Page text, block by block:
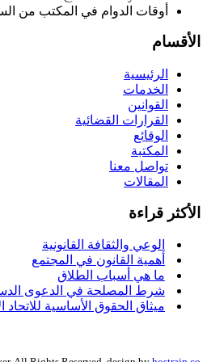
أوقات الدوام في المكتب من السبت الى
الأقسام
الرئيسية
الخدمات
القوانين
القرارات القضائية
الوقائع
المكتبة
تواصل معنا
المقالات
الأكثر قراءة
الوعي والثقافة القانونية
أهمية القانون في المجتمع
ما هي أسباب الطلاق
شرط المصلحة في الدعوى
ميثاق الحقوق الأساسية للاتحاد